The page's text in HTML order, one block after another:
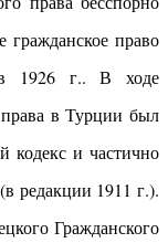
гражданское право
в 1926 г.. В ходе
в Турции был
кодекс и частично
редакции 1911 г.).
Гражданского